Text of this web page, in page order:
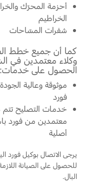
اتصل بنا
البحث عن الوكيل
أحزمة المحرّك
الخراطيم
شفرات المسّاحات
كما أن جميع خطط
وكلاء معتمدين في
الحصول على خدمات:
موثوقة وعالية
فورد
خدمات التصليح
معتمدين من فورد
أصلية
يرجى الاتصال بوكيل فورد
للحصول على الصيانة
البال.